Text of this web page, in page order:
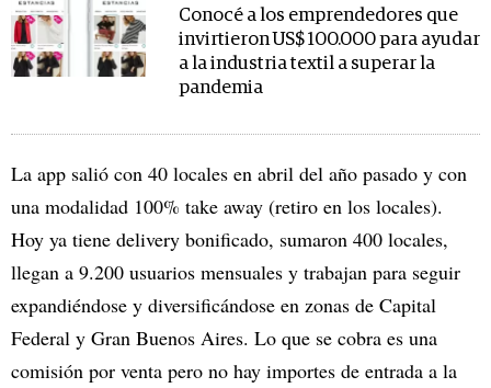
Conocé a los emprendedores que
invirtieron US$ 100.000 para ayudar
a la industria textil a superar la
pandemia
La app salió con 40 locales en abril del año pasado y con
una modalidad 100% take away (retiro en los locales).
Hoy ya tiene delivery bonificado, sumaron 400 locales,
llegan a 9.200 usuarios mensuales y trabajan para seguir
expandiéndose y diversificándose en zonas de Capital
Federal y Gran Buenos Aires. Lo que se cobra es una
comisión por venta pero no hay importes de entrada a la